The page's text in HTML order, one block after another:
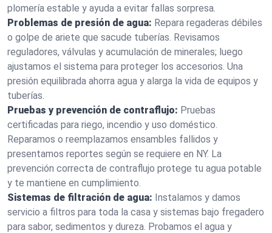
plomería estable y ayuda a evitar fallas sorpresa.
Problemas de presión de agua: Repara regaderas débiles
o golpe de ariete que sacude tuberías. Revisamos
reguladores, válvulas y acumulación de minerales; luego
ajustamos el sistema para proteger los accesorios. Una
presión equilibrada ahorra agua y alarga la vida de equipos y
tuberías.
Pruebas y prevención de contraflujo: Pruebas
certificadas para riego, incendio y uso doméstico.
Reparamos o reemplazamos ensambles fallidos y
presentamos reportes según se requiere en NY. La
prevención correcta de contraflujo protege tu agua potable
y te mantiene en cumplimiento.
Sistemas de filtración de agua: Instalamos y damos
servicio a filtros para toda la casa y sistemas bajo fregadero
para sabor, sedimentos y dureza. Probamos el agua y